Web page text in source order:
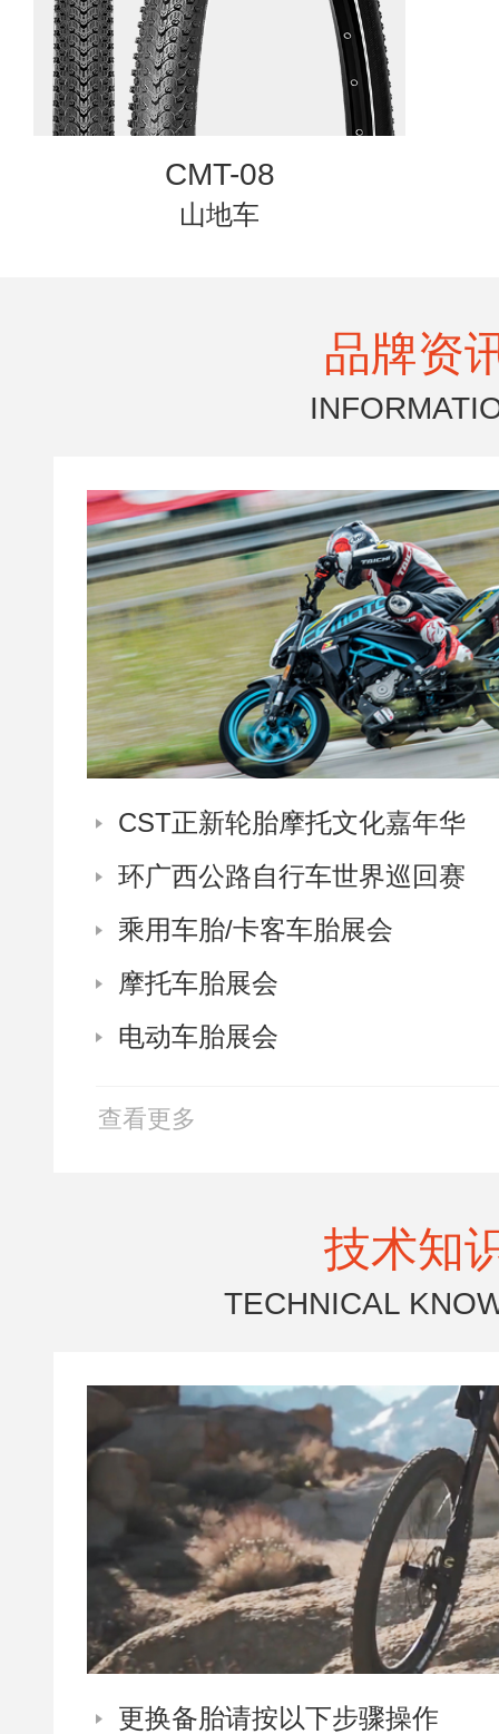
CMT-08
山地车
品牌资
CST正新轮胎摩托文化嘉年华
环广西公路自行车世界巡回赛
乘用车胎/卡客车胎展会
摩托车胎展会
电动车胎展会
查看更多
技术知
TECHNICAL
更换备胎请按以下步骤操作